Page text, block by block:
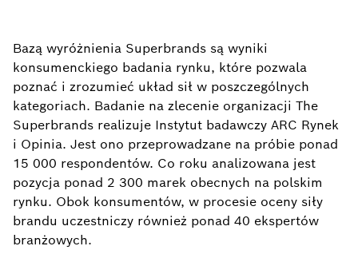
Bazą wyróżnienia Superbrands są wyniki
konsumenckiego badania rynku, które pozwala
poznać i zrozumieć układ sił w poszczególnych
kategoriach. Badanie na zlecenie organizacji The
Superbrands realizuje Instytut badawczy ARC Rynek
i Opinia. Jest ono przeprowadzane na próbie ponad
15 000 respondentów. Co roku analizowana jest
pozycja ponad 2 300 marek obecnych na polskim
rynku. Obok konsumentów, w procesie oceny siły
brandu uczestniczy również ponad 40 ekspertów
branżowych.